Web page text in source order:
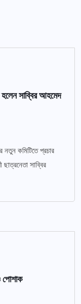
সাব্বির আহমেদ
নতুন কমিটিতে প্রচার
সাব্বির
পোশাক